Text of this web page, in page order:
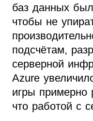
баз данных
чтобы не
подсчётам,
серверной
Azure
игры примерно
что работой с